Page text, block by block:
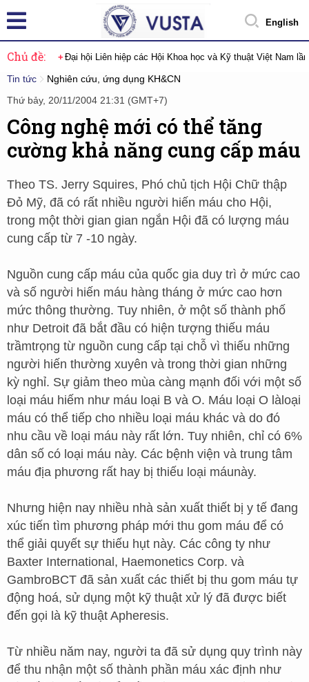
English
Chủ đề: Đại hội Liên hiệp các Hội Khoa học và Kỹ thuật Việt Nam
Tin tức
Nghiên cứu, ứng dụng KH&CN
Thứ bảy, 20/11/2004 21:31 (GMT+7)
Công nghệ mới có thể tăng
cường khả năng cung cấp máu
Theo TS. Jerry Squires, Phó chủ tịch Hội Chữ thập
Đỏ Mỹ, đã có rất nhiều người hiến máu cho Hội,
trong một thời gian gian ngắn Hội đã có lượng máu
cung cấp từ 7 -10 ngày.
Nguồn cung cấp máu của quốc gia duy trì ở mức cao
và số người hiến máu hàng tháng ở mức cao hơn
mức thông thường. Tuy nhiên, ở một số thành phố
như Detroit đã bắt đầu có hiện tượng thiếu máu
trầmtrọng từ nguồn cung cấp tại chỗ vì thiếu những
người hiến thường xuyên và trong thời gian những
kỳ nghỉ. Sự giảm theo mùa càng mạnh đối với một số
loại máu hiếm như máu loại B và O. Máu loại O làloại
máu có thể tiếp cho nhiều loại máu khác và do đó
nhu cầu về loại máu này rất lớn. Tuy nhiên, chỉ có 6%
dân số có loại máu này. Các bệnh viện và trung tâm
máu địa phương rất hay bị thiếu loại máunày.
Nhưng hiện nay nhiều nhà sản xuất thiết bị y tế đang
xúc tiến tìm phương pháp mới thu gom máu để có
thể giải quyết sự thiếu hụt này. Các công ty như
Baxter International, Haemonetics Corp. và
GambroBCT đã sản xuất các thiết bị thu gom máu tự
động hoá, sử dụng một kỹ thuật xử lý đã được biết
đến gọi là kỹ thuật Apheresis.
Từ nhiều năm nay, người ta đã sử dụng quy trình này
để thu nhận một số thành phần máu xác định như